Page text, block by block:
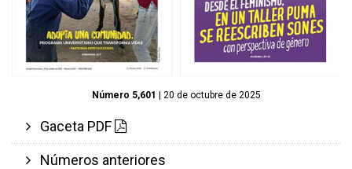
Número 5,601 | 20 de octubre de 2025
Gaceta PDF
Números anteriores